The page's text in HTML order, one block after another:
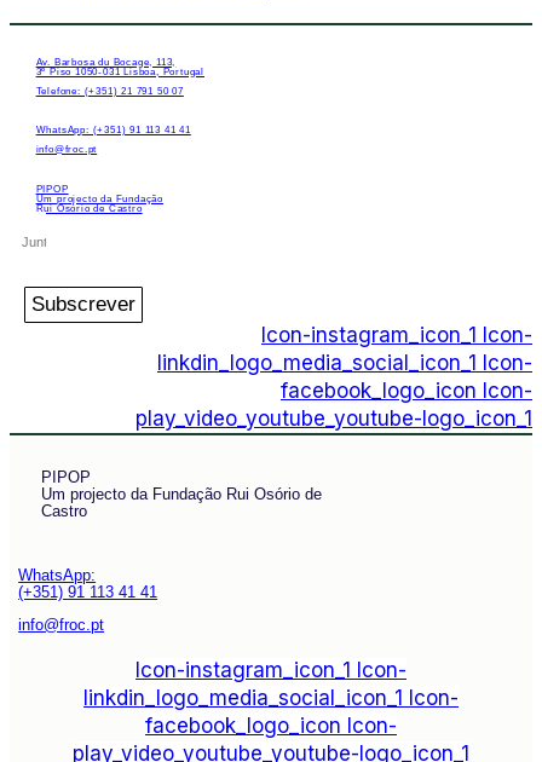
Av. Barbosa du Bocage, 113,
3º Piso 1050-031 Lisboa, Portugal
Telefone: (+351) 21 791 50 07
WhatsApp: (+351) 91 113 41 41
info@froc.pt
PIPOP
Um projecto da Fundação
Rui Osório de Castro
Subscrever
Icon-instagram_icon_1
Icon-
linkdin_logo_media_social_icon_1
Icon-
facebook_logo_icon Icon-
play_video_youtube_youtube-logo_icon_1
PIPOP
Um projecto da Fundação Rui Osório de
Castro
WhatsApp:
(+351) 91 113 41 41
info@froc.pt
Icon-instagram_icon_1
Icon-
linkdin_logo_media_social_icon_1
Icon-
facebook_logo_icon Icon-
play_video_youtube_youtube-logo_icon_1